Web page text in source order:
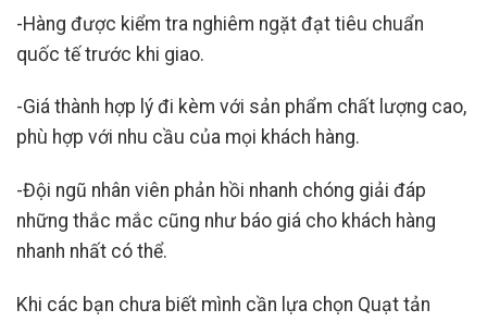
-Hàng được kiểm tra nghiêm ngặt đạt tiêu chuẩn
quốc tế trước khi giao.
-Giá thành hợp lý đi kèm với sản phẩm chất lượng cao,
phù hợp với nhu cầu của mọi khách hàng.
-Đội ngũ nhân viên phản hồi nhanh chóng giải đáp
những thắc mắc cũng như báo giá cho khách hàng
nhanh nhất có thể.
Khi các bạn chưa biết mình cần lựa chọn Quạt tản